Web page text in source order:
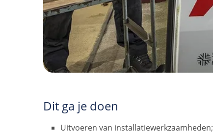
Dit ga je doen
Uitvoeren van installatiewerkzaamheden;